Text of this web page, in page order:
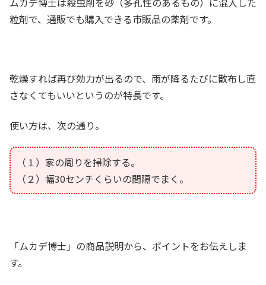
粒剤で、通販でも購入できる市販品の薬剤です。
乾燥すれば再び効力が出るので、雨が降るたびに散布し直
さなくてもいいというのが特長です。
使い方は、次の通り。
（１）家の周りを掃除する。
（２）幅30センチくらいの間隔でまく。
「ムカデ博士」の商品説明から、ポイントをお伝えしま
す。